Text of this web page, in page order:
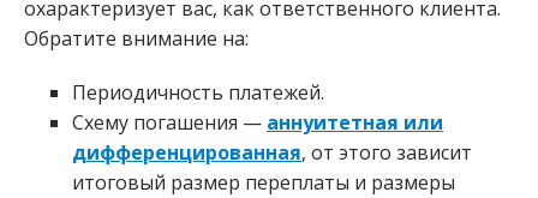
охарактеризует вас, как ответственного клиента.
Обратите внимание на:
Периодичность платежей.
Схему погашения — аннуитетная или
дифференцированная, от этого зависит
итоговый размер переплаты и размеры